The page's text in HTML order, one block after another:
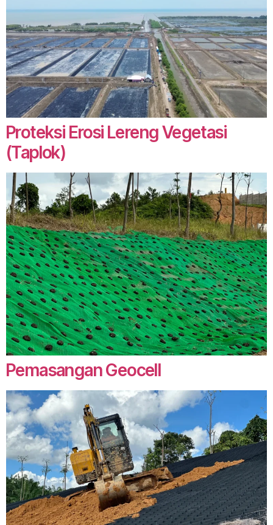
Proteksi Erosi Lereng Vegetasi
(Taplok)
Pemasangan Geocell